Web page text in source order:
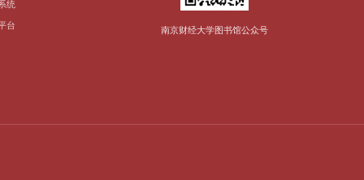
统
台 南京财经大学图书馆公众号